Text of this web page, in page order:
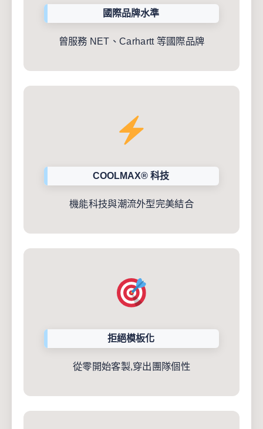
國際品牌水準
曾服務 NET、Carhartt 等國際品牌
COOLMAX® 科技
機能科技與潮流外型完美結合
拒絕模板化
從零開始客製,穿出團隊個性